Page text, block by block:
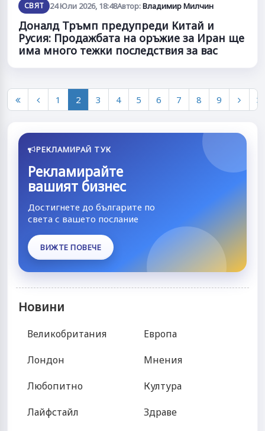
СВЯТ 24 Юли 2026, 18:48Автор:Владимир Милчин
Доналд Тръмп предупреди Китай и
Русия: Продажбата на оръжие за Иран ще
има много тежки последствия за вас
1 2 3 4 5 6 7 8 9
РЕКЛАМИРАЙ ТУК
Рекламирайте
вашият бизнес
Достигнете до българите по
света с вашето послание
ВИЖТЕ ПОВЕЧЕ
Новини
Великобритания
Лондон
Любопитно
Лайфстайл
Европа
Мнения
Култура
Здраве